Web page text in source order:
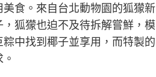
食。來自台北動物園的狐獴新
狐獴也迫不及待拆解嘗鮮，模
中找到椰子並享用，而特製的